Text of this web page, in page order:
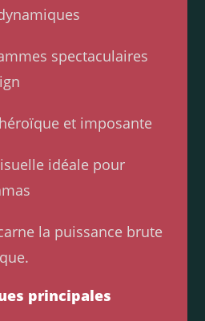
spectaculaires
et imposante
idéale pour
la puissance brute
principales